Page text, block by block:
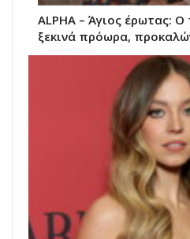
ALPHA – Άγιος έρωτας:
ξεκινά πρόωρα,